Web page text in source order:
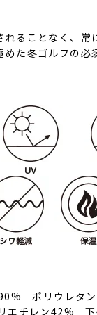
れることなく、常
た冬ゴルフの必
90% ポリウレタ
エチレン42% 下